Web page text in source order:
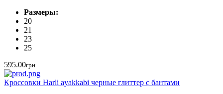
Размеры:
20
21
23
25
595.00грн
Кроссовки Harli ayakkabi черные глиттер с бантами